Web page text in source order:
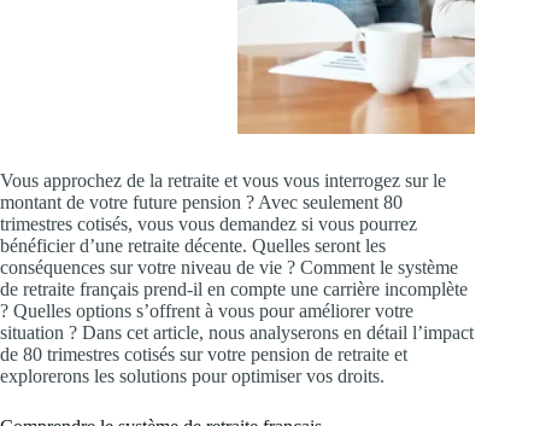
Vous approchez de la retraite et vous vous interrogez sur le
montant de votre future pension ? Avec seulement 80
trimestres cotisés, vous vous demandez si vous pourrez
bénéficier d’une retraite décente. Quelles seront les
conséquences sur votre niveau de vie ? Comment le système
de retraite français prend-il en compte une carrière incomplète
? Quelles options s’offrent à vous pour améliorer votre
situation ? Dans cet article, nous analyserons en détail l’impact
de 80 trimestres cotisés sur votre pension de retraite et
explorerons les solutions pour optimiser vos droits.